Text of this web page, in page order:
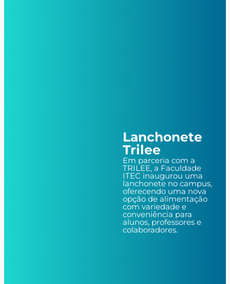
Lanchonete
Trilee
Em parceria com a
TRILEE, a Faculdade
ITEC inaugurou uma
lanchonete no campus,
oferecendo uma nova
opção de alimentação
com variedade e
conveniência para
alunos, professores e
colaboradores.